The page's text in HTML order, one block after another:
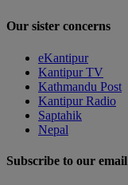
Our sister concerns
eKantipur
Kantipur TV
Kathmandu Post
Kantipur Radio
Saptahik
Nepal
Subscribe to our